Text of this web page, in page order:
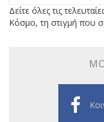
Δείτε όλες τις
Κόσμο, τη στιγμή που